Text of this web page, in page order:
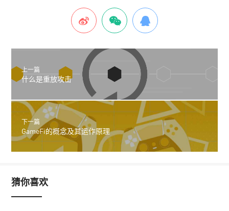
上一篇
什么是重放攻击
下一篇
GameFi的概念及其运作原理
猜你喜欢